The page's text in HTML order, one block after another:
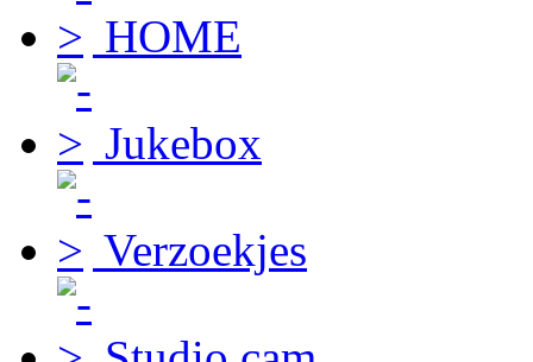
HOME
Jukebox
Verzoekjes